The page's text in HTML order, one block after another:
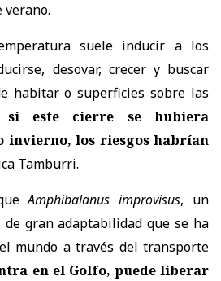
verano.
suele inducir a los
desovar, crecer y buscar
habitar o superficies sobre las
si este cierre se hubiera
invierno, los riesgos habrían
Tamburri.
Amphibalanus improvisus, un
de gran adaptabilidad que se ha
mundo a través del transporte
en el Golfo, puede liberar